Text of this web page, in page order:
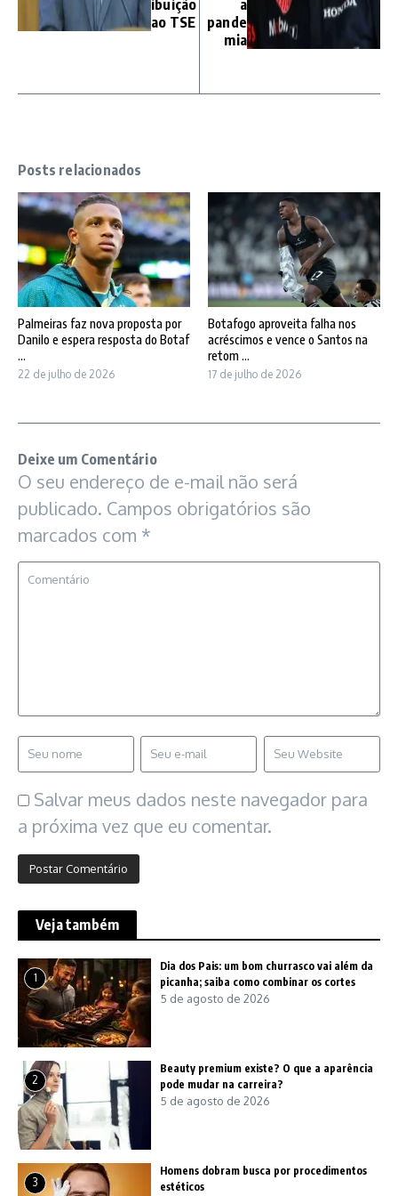
ibuição
ao TSE
a
pande
mia
Posts relacionados
Palmeiras faz nova proposta por
Danilo e espera resposta do Botaf
...
22 de julho de 2026
Botafogo aproveita falha nos
acréscimos e vence o Santos na
retom ...
17 de julho de 2026
Deixe um Comentário
O seu endereço de e-mail não será
publicado. Campos obrigatórios são
marcados com *
Salvar meus dados neste navegador para
a próxima vez que eu comentar.
Veja também
1
Dia dos Pais: um bom churrasco vai além da
picanha; saiba como combinar os cortes
5 de agosto de 2026
2
Beauty premium existe? O que a aparência
pode mudar na carreira?
5 de agosto de 2026
3
Homens dobram busca por procedimentos
estéticos